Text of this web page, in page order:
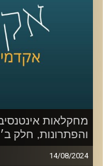
מחקלאות
והפתרונות, חלק ב׳
14/08/2024